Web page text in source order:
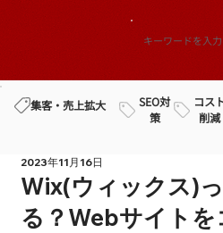
集客・売上拡大
SEO対
策
コス
削減
Wix(ウィックス)
る？Webサイト
2023年11月16日